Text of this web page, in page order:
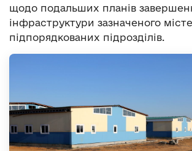
щодо подальших планів
інфраструктури зазначеного
підпорядкованих підрозділів.